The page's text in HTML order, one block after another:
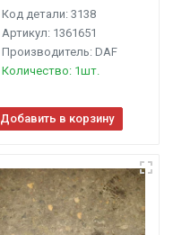
Код детали: 3138
Артикул: 1361651
Производитель: DAF
Количество: 1шт.
Добавить в корзину